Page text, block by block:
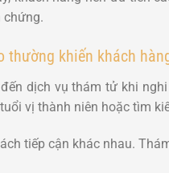
chứng.
thường khiến khách
dịch vụ thám tử khi
vị thành niên hoặc tìm
tiếp cận khác nhau.